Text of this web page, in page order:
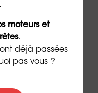
moteurs et
.
déjà passées
pas vous ?